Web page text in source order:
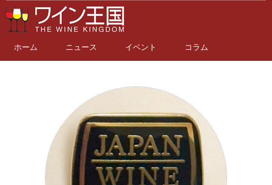
ホーム ニュース イベント コラム